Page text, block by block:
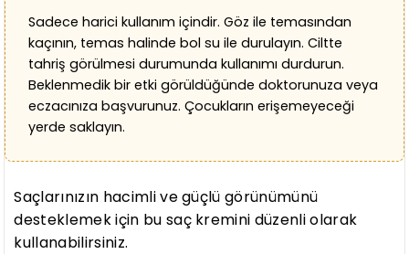
Sadece harici kullanım içindir. Göz ile temasından
kaçının, temas halinde bol su ile durulayın. Ciltte
tahriş görülmesi durumunda kullanımı durdurun.
Beklenmedik bir etki görüldüğünde doktorunuza veya
eczacınıza başvurunuz. Çocukların erişemeyeceği
yerde saklayın.
Saçlarınızın hacimli ve güçlü görünümünü
desteklemek için bu saç kremini düzenli olarak
kullanabilirsiniz.